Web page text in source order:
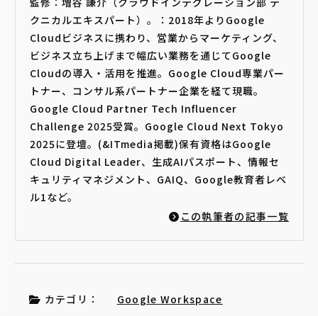
クニカルエキスパート）。：2018年よりGoogle
Cloudビジネスに携わり、営業からマーケティング、
ビジネス立ち上げまで幅広い業務を通じてGoogle
Cloudの導入・活用を推進。Google Cloud専業パー
トナー、コンサル系パートナー企業を経て現職。
Google Cloud Partner Tech Influencer
Challenge 2025受賞。Google Cloud Next Tokyo
2025に登壇。(&ITmedia掲載)保有資格はGoogle
Cloud Digital Leader、生成AIパスポート、情報セ
キュリティマネジメント、GAIQ、Google教育者レベ
ル1など。
この執筆者の記事一覧
カテゴリ： Google Workspace